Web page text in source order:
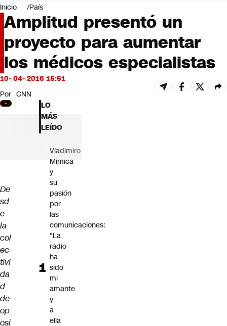
Negocios
Deportes
Programas completos
Cultura
Servicios
Bits
CNN tiempo
Futuro 360
Opinión
Inicio País
Amplitud presentó un
proyecto para aumentar
los médicos especialistas
10- 04- 2016 15:51
Por CNN
De
sd
e
la
col
ec
tivi
da
d
de
op
osi
LO
MÁS
LEÍDO
Vladimiro
Mimica
y
su
pasión
por
las
comunicaciones:
"La
radio
ha
sido
mi
amante
y
a
ella